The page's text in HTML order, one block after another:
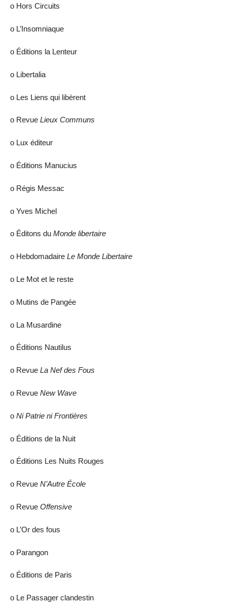
ο Hors Circuits
ο L’Insomniaque
ο Éditions la Lenteur
ο Libertalia
ο Les Liens qui libèrent
ο Revue Lieux Communs
ο Lux éditeur
ο Éditions Manucius
ο Régis Messac
ο Yves Michel
ο Éditons du Monde libertaire
ο Hebdomadaire Le Monde Libertaire
ο Le Mot et le reste
ο Mutins de Pangée
ο La Musardine
ο Éditions Nautilus
ο Revue La Nef des Fous
ο Revue New Wave
ο Ni Patrie ni Frontières
ο Éditions de la Nuit
ο Éditions Les Nuits Rouges
ο Revue N’Autre École
ο Revue Offensive
ο L’Or des fous
ο Parangon
ο Éditions de Paris
ο Le Passager clandestin